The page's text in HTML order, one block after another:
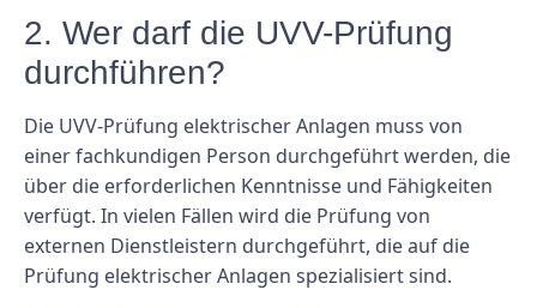
2. Wer darf die UVV-Prüfung
durchführen?
Die UVV-Prüfung elektrischer Anlagen muss von
einer fachkundigen Person durchgeführt werden, die
über die erforderlichen Kenntnisse und Fähigkeiten
verfügt. In vielen Fällen wird die Prüfung von
externen Dienstleistern durchgeführt, die auf die
Prüfung elektrischer Anlagen spezialisiert sind.